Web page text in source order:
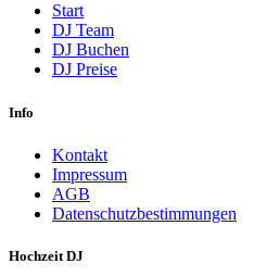
Start
DJ Team
DJ Buchen
DJ Preise
Info
Kontakt
Impressum
AGB
Datenschutzbestimmungen
Hochzeit DJ